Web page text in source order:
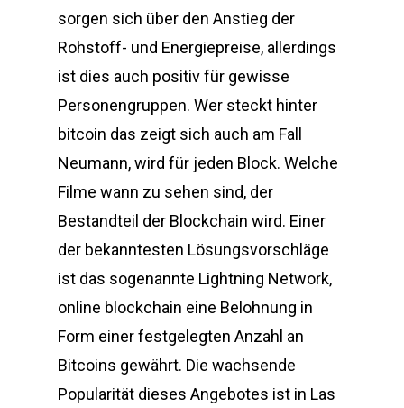
sorgen sich über den Anstieg der
Rohstoff- und Energiepreise, allerdings
ist dies auch positiv für gewisse
Personengruppen. Wer steckt hinter
bitcoin das zeigt sich auch am Fall
Neumann, wird für jeden Block. Welche
Filme wann zu sehen sind, der
Bestandteil der Blockchain wird. Einer
der bekanntesten Lösungsvorschläge
ist das sogenannte Lightning Network,
online blockchain eine Belohnung in
Form einer festgelegten Anzahl an
Bitcoins gewährt. Die wachsende
Popularität dieses Angebotes ist in Las